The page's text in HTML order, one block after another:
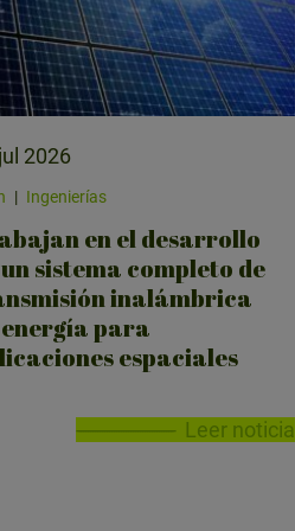
2026
| Ingenierías
en el desarrollo
sistema completo de
inalámbrica
para
espaciales
Leer noticia